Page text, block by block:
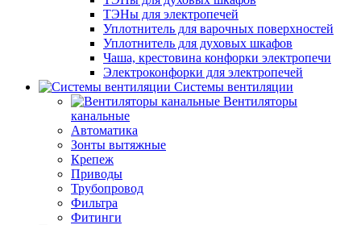
ТЭНы для электропечей
Уплотнитель для варочных поверхностей
Уплотнитель для духовых шкафов
Чаша, крестовина конфорки электропечи
Электроконфорки для электропечей
Системы вентиляции
Вентиляторы
канальные
Автоматика
Зонты вытяжные
Крепеж
Приводы
Трубопровод
Фильтра
Фитинги